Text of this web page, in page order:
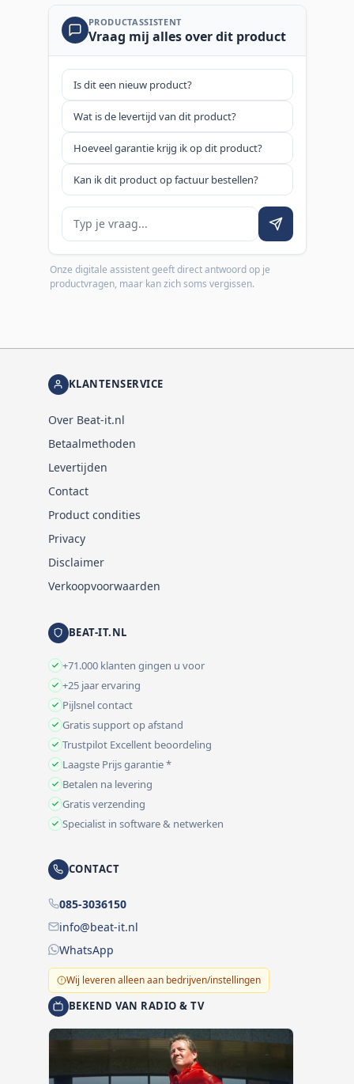
PRODUCTASSISTENT
Vraag mij alles over dit product
Is dit een nieuw product?
Wat is de levertijd van dit product?
Hoeveel garantie krijg ik op dit product?
Kan ik dit product op factuur bestellen?
Je vraag
Onze digitale assistent geeft direct antwoord op je
productvragen, maar kan zich soms vergissen.
KLANTENSERVICE
Over Beat-it.nl
Betaalmethoden
Levertijden
Contact
Product condities
Privacy
Disclaimer
Verkoopvoorwaarden
BEAT-IT.NL
+71.000 klanten gingen u voor
+25 jaar ervaring
Pijlsnel contact
Gratis support op afstand
Trustpilot Excellent beoordeling
Laagste Prijs garantie *
Betalen na levering
Gratis verzending
Specialist in software & netwerken
CONTACT
085-3036150
info@beat-it.nl
WhatsApp
Wij leveren alleen aan bedrijven/instellingen
BEKEND VAN RADIO & TV